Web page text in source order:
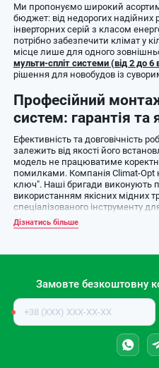
Ми пропонуємо широкий
бюджет: від недорогих
інверторних серій з класом
потрібно забезпечити клімат у
місце лише для одного
мульти-спліт системи (від 2 до 6
рішення для новобудов із
Професійний
систем: гарантія та
Ефективність та довговічність
залежить від якості його
модель не працюватиме
помилками. Компанія Climat-Opt
ключ". Наші бригади виконують
використанням якісних мідних
спеціалізованого інструменту
Для великих комерційних
розглянутинапівпромислові
Інверторні чи
обрати для економії?
При виборі техніки важливо
Звичайні (On/Off) моделі
повну потужність, що збільшує
Дізнатись більше
Замовте безкоштовну
Номер
телефону